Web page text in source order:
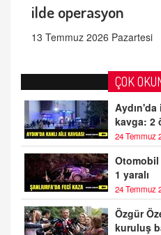
ilde operasyon
13 Temmuz 2026 Pazartesi
ÇOK
Aydın'da
kavga: 2
24 Temmuz
1 yaralı
24 Temmuz
Özgür
kuruluş